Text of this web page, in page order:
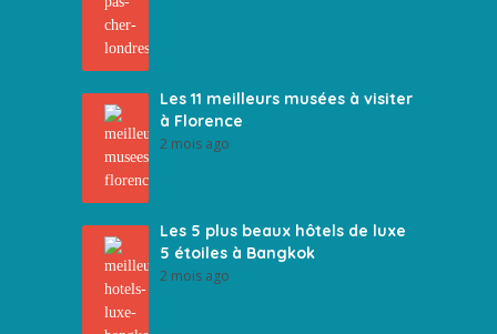
Les 11 meilleurs musées à visiter
à Florence
2 mois ago
Les 5 plus beaux hôtels de luxe
5 étoiles à Bangkok
2 mois ago